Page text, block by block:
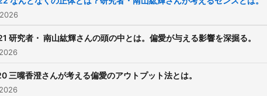
youtube.com/
feature=shared ーーー
研究者・ 南山紘輝さんの頭の中とは。偏愛が与える影響を深掘る。
三嘴香澄さんが考える偏愛のアウトプット法とは。